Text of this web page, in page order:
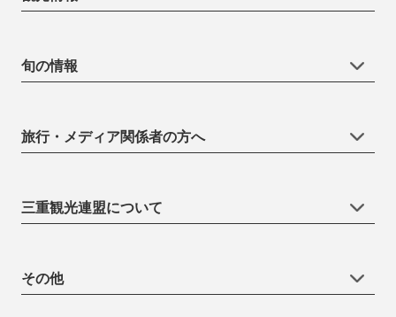
旬の情報
旅行・メディア関係者の方へ
三重観光連盟について
その他